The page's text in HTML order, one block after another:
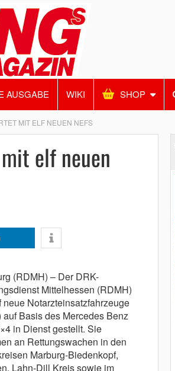
AUSGABE WIKI SHOP
MIT ELF NEUEN NEFS
elf neuen
(RDMH) – Der DRK-
Mittelhessen (RDMH)
neue Notarzteinsatzfahrzeuge
auf Basis des Mercedes Benz
in Dienst gestellt. Sie
an Rettungswachen in den
Marburg-Biedenkopf,
Lahn-Dill Kreis sowie im